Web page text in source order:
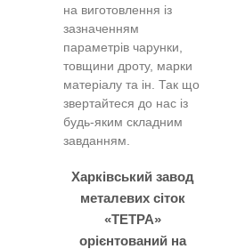
на виготовлення із
зазначенням
параметрів чарунки,
товщини дроту, марки
матеріалу та ін. Так що
звертайтеся до нас із
будь-яким складним
завданням.
Харківський завод
металевих сіток
«ТЕТРА»
орієнтований на